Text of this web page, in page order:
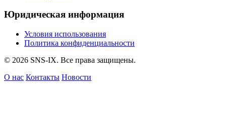
Юридическая информация
Условия использования
Политика конфиденциальности
© 2026 SNS-IX. Все права защищены.
О нас Контакты Новости